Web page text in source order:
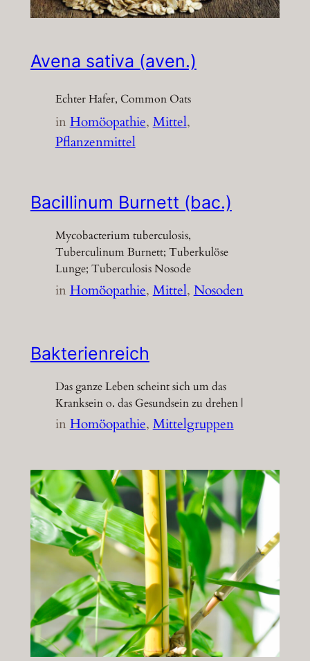
Avena sativa (aven.)
Echter Hafer, Common Oats
inHomöopathie, Mittel
Pflanzenmittel
Bacillinum Burnett (bac.)
Mycobacterium tuberculosis,
Tuberculinum Burnett; Tuberkulöse
Lunge; Tuberculosis Nosode
inHomöopathie, Mittel, Nosoden
Bakterienreich
Das ganze Leben scheint sich um das
Kranksein o. das Gesundsein zu drehen |
inHomöopathie, Mittelgruppen